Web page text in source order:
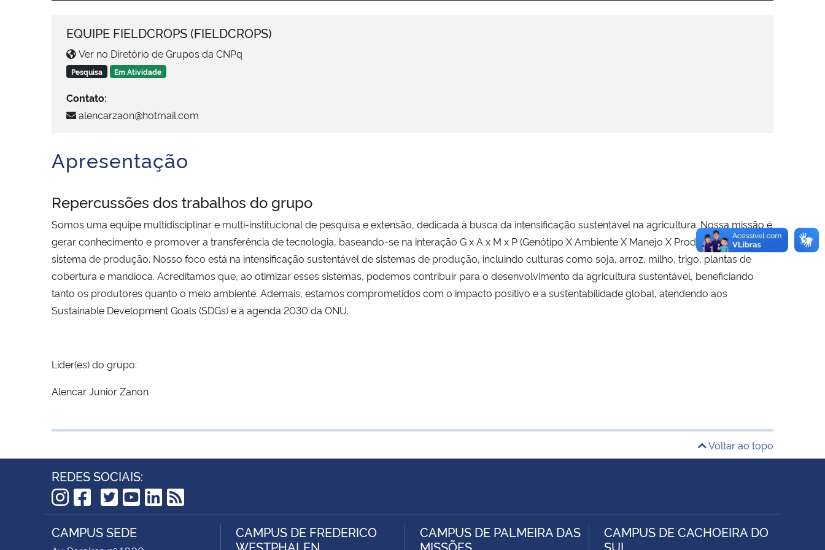
EQUIPE FIELDCROPS (FIELDCROPS)
Ver no Diretório de Grupos da CNPq
Pesquisa Em Atividade
Contato:
alencarzaon@hotmail.com
Apresentação
Repercussões dos trabalhos do grupo
Somos uma equipe multidisciplinar e multi-institucional de pesquisa e extensão, dedicada à busca da intensificação sustentável na agricultura. Nossa missão é
gerar conhecimento e promover a transferência de tecnologia, baseando-se na interação G x A x M x P (Genótipo X Ambiente X Manejo X Produtor) em nível de
sistema de produção. Nosso foco está na intensificação sustentável de sistemas de produção, incluindo culturas como soja, arroz, milho, trigo, plantas de
cobertura e mandioca. Acreditamos que, ao otimizar esses sistemas, podemos contribuir para o desenvolvimento da agricultura sustentável, beneficiando
tanto os produtores quanto o meio ambiente. Ademais, estamos comprometidos com o impacto positivo e a sustentabilidade global, atendendo aos
Sustainable Development Goals (SDGs) e a agenda 2030 da ONU.
Líder(es) do grupo:
Alencar Junior Zanon
Voltar ao topo
REDES SOCIAIS:
Instagram
Facebook
TikTok
Twitter
YouTube
LinkedIn
RSS
CAMPUS SEDE
CAMPUS DE FREDERICO
WESTPHALEN
CAMPUS DE PALMEIRA DAS
MISSÕES
CAMPUS DE CACHOEIRA DO
SUL